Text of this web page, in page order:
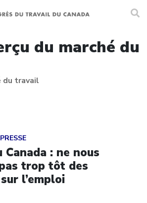
du marché du
du travail
Canada : ne nous
trop tôt des
l’emploi
link